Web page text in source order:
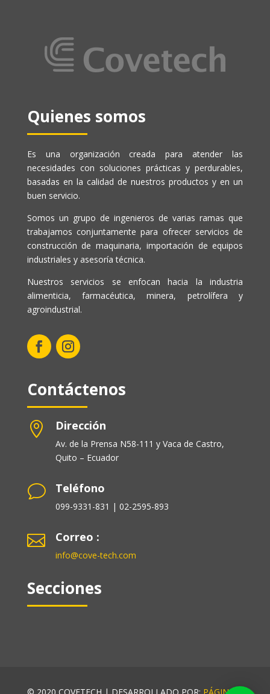
Quienes somos
Es una organización creada para atender las
necesidades con soluciones prácticas y perdurables,
basadas en la calidad de nuestros productos y en un
buen servicio.
Somos un grupo de ingenieros de varias ramas que
trabajamos conjuntamente para ofrecer servicios de
construcción de maquinaria, importación de equipos
industriales y asesoría técnica.
Nuestros servicios se enfocan hacia la industria
alimenticia, farmacéutica, minera, petrolífera y
agroindustrial.
Contáctenos
 Dirección
Av. de la Prensa N58-111 y Vaca de Castro,
Quito – Ecuador
v Teléfono
099-9331-831 | 02-2595-893
 Correo :
info@cove-tech.com
Secciones